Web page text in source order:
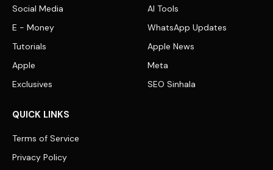
Social Media
E - Money
Tutorials
Apple
Exclusives
AI Tools
WhatsApp Updates
Apple News
Meta
SEO Sinhala
QUICK LINKS
Terms of Service
Privacy Policy